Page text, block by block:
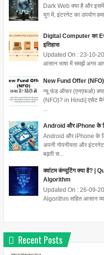
Dark Web क्या है और
युग में, इंटरनेट का उपयोग
Digital Computer का
इतिहास
Updated On : 23-10-
आसान भाषा में समझें अगर
New Fund Offer (NFO)
न्यू फंड ऑफर (एनएफओ) क्या
(NFO)? in Hindi] एसेट
Android और iPhone के
Android और iPhone के
अपनी गोपनीयता और
बढ़ती स...
क्वांटम कंप्यूटिंग क्या है?
Algorithm
Updated On : 26-09-
Algorithm सहित आसान
Recent Posts